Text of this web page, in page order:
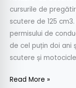
cursurile de
scutere de 125
permisului de
de cel puțin doi ani
scutere și
Read More »